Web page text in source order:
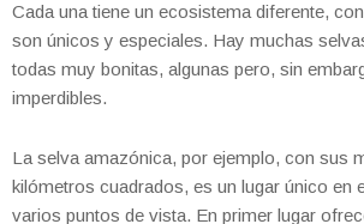
Cada una tiene un ecosistema diferente,
son únicos y especiales. Hay muchas
todas muy bonitas, algunas pero, sin
imperdibles.
La selva amazónica, por ejemplo, con sus
kilómetros cuadrados, es un lugar único en
varios puntos de vista. En primer lugar